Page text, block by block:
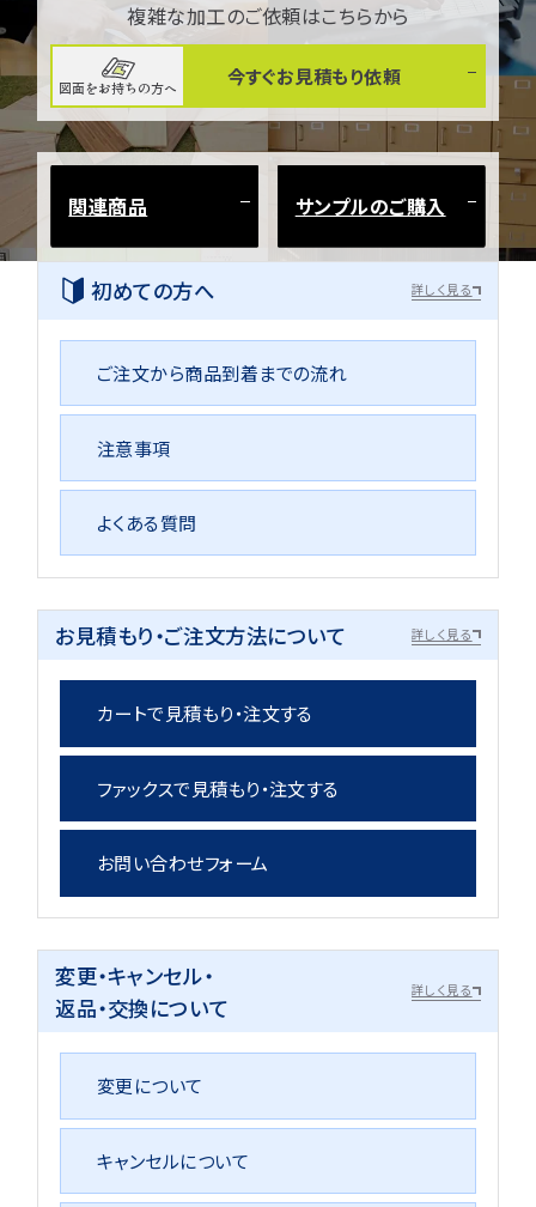
複雑な加工のご依頼はこちらから
図面をお持ちの方へ 今すぐお見積もり依頼
関連商品 サンプルのご購入
初めての方へ 詳しく見る
ご注文から商品到着までの流れ
注意事項
よくある質問
お見積もり・ご注文方法について 詳しく見る
カートで見積もり・注文する
ファックスで見積もり・注文する
お問い合わせフォーム
変更・キャンセル・
返品・交換について
詳しく見る
変更について
キャンセルについて